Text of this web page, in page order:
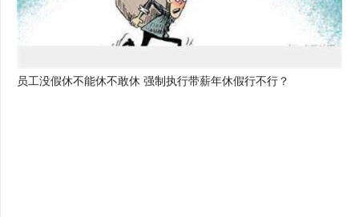
员工没假休不能休不敢休 强制执行带薪年休假行不行？